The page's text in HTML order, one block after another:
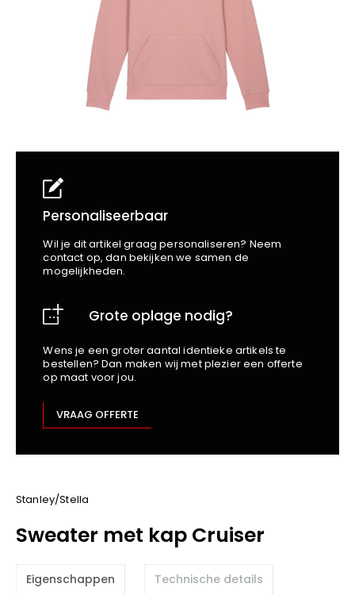
Business
Beechfield
Blakläder
Claude
Craft
Edge Safety
Harvest
Heckel
Hydrowear
Jassz
Kariban
M-Safe
OXXA
Premier
ProAct
Promodoro
Safety Jogger
Personaliseerbaar
Wil je dit artikel graag personaliseren? Neem
contact op, dan bekijken we samen de
mogelijkheden.
Grote oplage nodig?
Wens je een groter aantal identieke artikels te
bestellen? Dan maken wij met plezier een offerte
op maat voor jou.
VRAAG OFFERTE
Stanley/Stella
Sweater met kap Cruiser
Eigenschappen Technische details